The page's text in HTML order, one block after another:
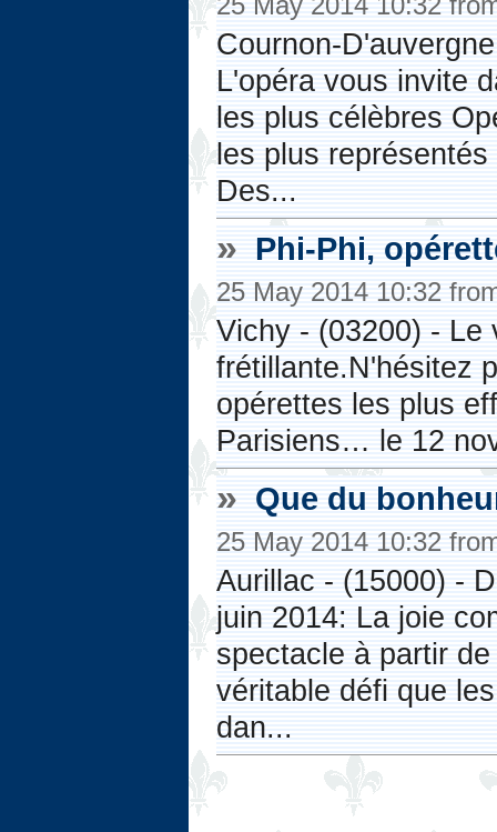
Cournon-
L'opéra vous invite
les plus célèbres
les plus
Des...
» Phi-Phi,
25 May 2014 10:32
Vichy - (03200) - Le
frétillante.N'hésitez
opérettes les plus
Parisiens… le 12
» Que du
25 May 2014 10:32
Aurillac - (15000) -
juin 2014: La joie
spectacle à partir
véritable défi que
dan...